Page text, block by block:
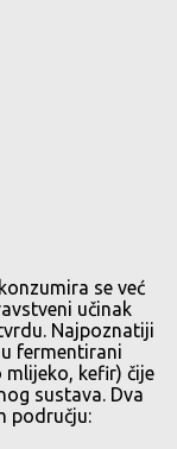
se već
učinak
Najpoznatiji
fermentirani
kefir) čije
sustava. Dva
području: